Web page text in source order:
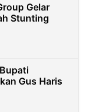
Gelar
Stunting
Gus Haris